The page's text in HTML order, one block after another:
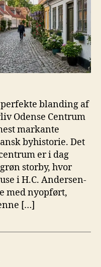
perfekte blanding af
Odense Centrum
markante
byhistorie. Det
er i dag
storby, hvor
i H.C. Andersen-
med nyopført,
[…]